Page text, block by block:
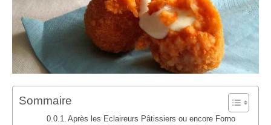
Sommaire
Après les Eclaireurs Pâtissiers ou encore Forno